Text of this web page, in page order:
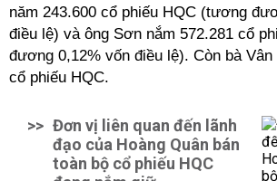
năm 243.600 cổ phiếu HQC (tương
điều lệ) và ông Sơn nắm 572.281 cổ
đương 0,12% vốn điều lệ). Còn bà Vân
cổ phiếu HQC.
>> Đơn vị liên quan đến lãnh
đạo của Hoàng Quân bán
toàn bộ cổ phiếu HQC